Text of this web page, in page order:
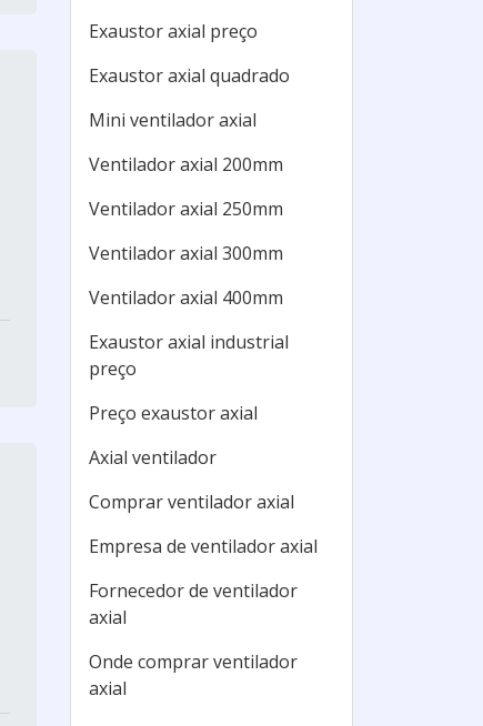
Exaustor axial preço
Exaustor axial quadrado
Mini ventilador axial
Ventilador axial 200mm
Ventilador axial 250mm
Ventilador axial 300mm
Ventilador axial 400mm
Exaustor axial industrial
preço
Preço exaustor axial
Axial ventilador
Comprar ventilador axial
Empresa de ventilador axial
Fornecedor de ventilador
axial
Onde comprar ventilador
axial